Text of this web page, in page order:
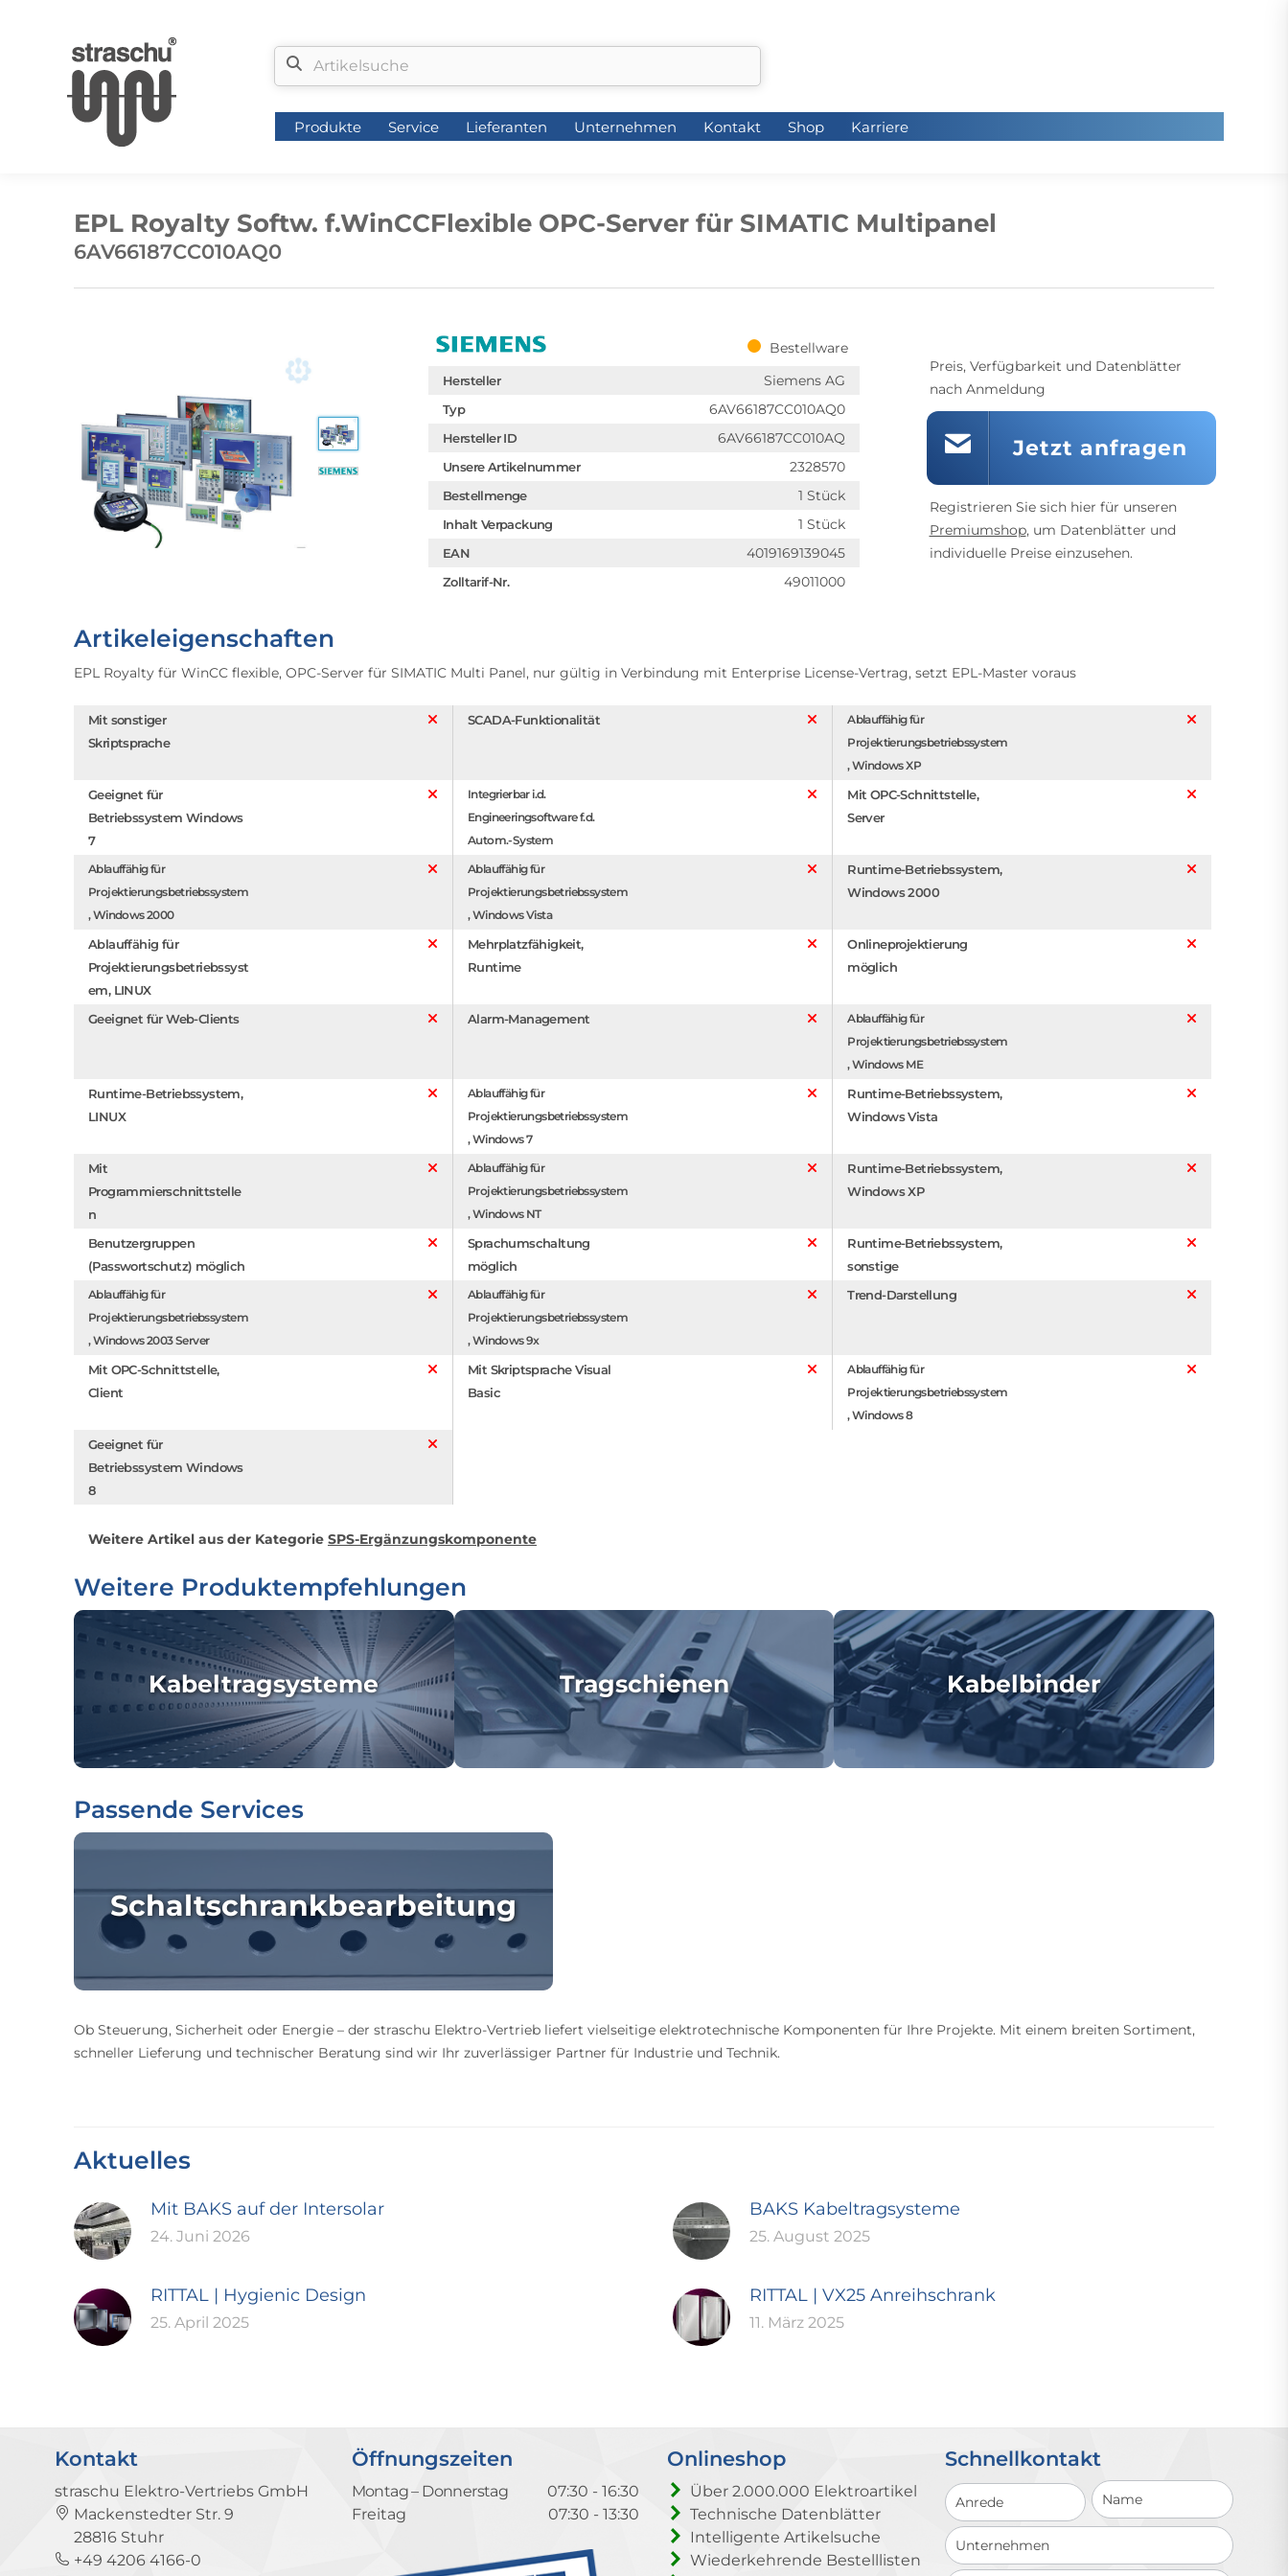
Produkte Service Lieferanten Unternehmen Kontakt Shop Karriere
EPL Royalty Softw. f.WinCCFlexible OPC-Server für SIMATIC Multipanel
6AV66187CC010AQ0
Bestellware
Hersteller Siemens AG
Typ 6AV66187CC010AQ0
Hersteller ID 6AV66187CC010AQ
Unsere Artikelnummer 2328570
Bestellmenge 1 Stück
Inhalt Verpackung 1 Stück
EAN 4019169139045
Zolltarif-Nr. 49011000
Preis, Verfügbarkeit und Datenblätter
nach Anmeldung
Jetzt anfragen
Registrieren Sie sich hier für unseren
Premiumshop, um Datenblätter und
individuelle Preise einzusehen.
Artikeleigenschaften
EPL Royalty für WinCC flexible, OPC-Server für SIMATIC Multi Panel, nur gültig in Verbindung mit Enterprise License-Vertrag, setzt EPL-Master voraus
Mit sonstiger
Skriptsprache
SCADA-Funktionalität
Ablauffähig für
Projektierungsbetriebssystem
, Windows XP
Geeignet für
Betriebssystem Windows
7
Integrierbar i.d.
Engineeringsoftware f.d.
Autom.-System
Mit OPC-Schnittstelle,
Server
Ablauffähig für
Projektierungsbetriebssystem
, Windows 2000
Ablauffähig für
Projektierungsbetriebssystem
, Windows Vista
Runtime-Betriebssystem,
Windows 2000
Ablauffähig für
Projektierungsbetriebssyst
em, LINUX
Mehrplatzfähigkeit,
Runtime
Onlineprojektierung
möglich
Geeignet für Web-Clients Alarm-Management
Ablauffähig für
Projektierungsbetriebssystem
, Windows ME
Runtime-Betriebssystem,
LINUX
Ablauffähig für
Projektierungsbetriebssystem
, Windows 7
Runtime-Betriebssystem,
Windows Vista
Mit
Programmierschnittstelle
n
Ablauffähig für
Projektierungsbetriebssystem
, Windows NT
Runtime-Betriebssystem,
Windows XP
Benutzergruppen
(Passwortschutz) möglich
Sprachumschaltung
möglich
Runtime-Betriebssystem,
sonstige
Ablauffähig für
Projektierungsbetriebssystem
, Windows 2003 Server
Ablauffähig für
Projektierungsbetriebssystem
, Windows 9x
Trend-Darstellung
Mit OPC-Schnittstelle,
Client
Mit Skriptsprache Visual
Basic
Ablauffähig für
Projektierungsbetriebssystem
, Windows 8
Geeignet für
Betriebssystem Windows
8
Weitere Artikel aus der Kategorie SPS-Ergänzungskomponente
Weitere Produktempfehlungen
Kabeltragsysteme Tragschienen Kabelbinder
Passende Services
Schaltschrankbearbeitung
Ob Steuerung, Sicherheit oder Energie – der straschu Elektro-Vertrieb liefert vielseitige elektrotechnische Komponenten für Ihre Projekte. Mit einem breiten Sortiment,
schneller Lieferung und technischer Beratung sind wir Ihr zuverlässiger Partner für Industrie und Technik.
Aktuelles
Mit BAKS auf der Intersolar
24. Juni 2026
BAKS Kabeltragsysteme
25. August 2025
RITTAL | Hygienic Design
25. April 2025
RITTAL | VX25 Anreihschrank
11. März 2025
Kontakt
straschu Elektro-Vertriebs GmbH
Mackenstedter Str. 9
28816 Stuhr
+49 4206 4166-0
Öffnungszeiten
Montag – Donnerstag
07:30 - 16:30
Freitag
07:30 - 13:30
Onlineshop
Über 2.000.000 Elektroartikel
Technische Datenblätter
Intelligente Artikelsuche
Wiederkehrende Bestelllisten
Schnellkontakt
Schnellkontakt
Produkte Service Lieferanten Unternehmen Kontakt